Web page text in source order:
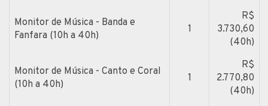
Monitor de Música - Banda e
Fanfara (10h a 40h)
1
R$
3.730,60
(40h)
Monitor de Música - Canto e Coral
(10h a 40h)
1
R$
2.770,80
(40h)